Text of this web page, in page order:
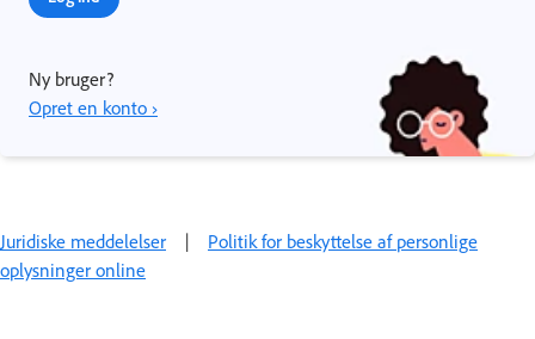
Ny bruger?
Opret en konto ›
Juridiske meddelelser
Politik for beskyttelse af personlige
oplysninger online